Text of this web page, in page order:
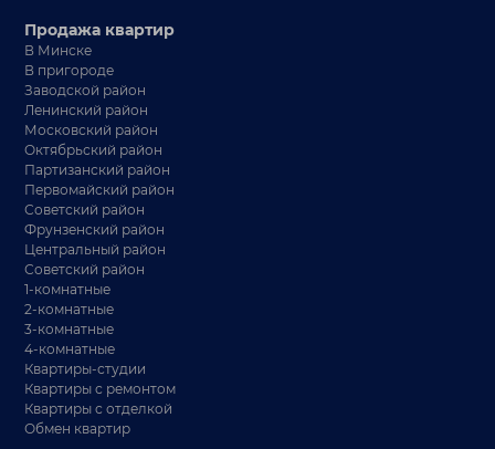
Продажа квартир
В Минске
В пригороде
Заводской район
Ленинский район
Московский район
Октябрьский район
Партизанский район
Первомайский район
Советский район
Фрунзенский район
Центральный район
Советский район
1-комнатные
2-комнатные
3-комнатные
4-комнатные
Квартиры-студии
Квартиры с ремонтом
Квартиры с отделкой
Обмен квартир